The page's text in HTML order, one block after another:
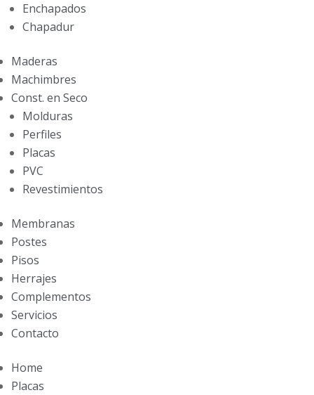
Enchapados
Chapadur
Maderas
Machimbres
Const. en Seco
Molduras
Perfiles
Placas
PVC
Revestimientos
Membranas
Postes
Pisos
Herrajes
Complementos
Servicios
Contacto
Home
Placas